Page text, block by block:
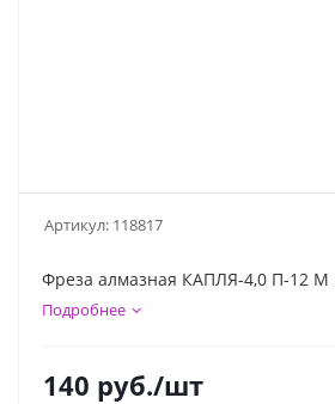
Артикул: 118817
Фреза алмазная КАПЛЯ-4,0 П-12 М
Подробнее
140 руб./шт